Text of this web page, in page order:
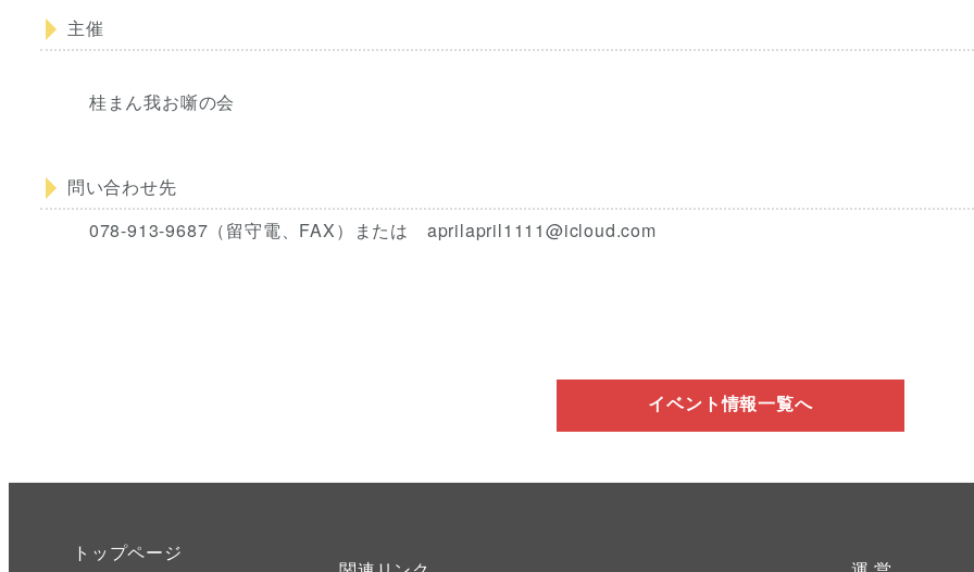
主催
桂まん我お噺の会
問い合わせ先
078-913-9687（留守電、FAX）または aprilapril1111@icloud.com
イベント情報一覧へ
トップページ